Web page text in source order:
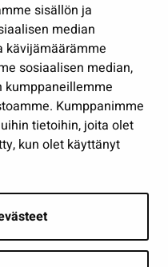
sisällön ja
median
kävijämäärämme
sosiaalisen median,
kumppaneillemme
Kumppanimme
tietoihin, joita olet
kun olet käyttänyt